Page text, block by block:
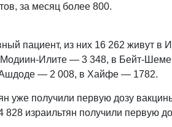
за месяц более 800.
пациент, из них 16 262 живут в
Модиин-Илите — 3 348, в Бейт-
— 2 008, в Хайфе — 1782.
уже получили первую дозу
828 израильтян получили первую